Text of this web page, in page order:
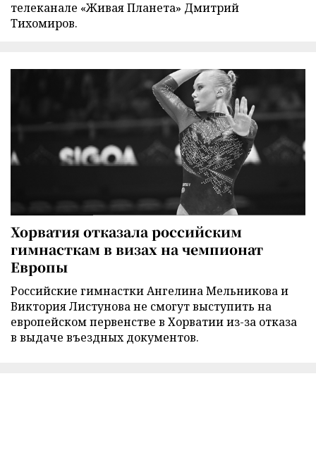
телеканале «Живая Планета» Дмитрий
Тихомиров.
Хорватия отказала российским
гимнасткам в визах на чемпионат
Европы
Российские гимнастки Ангелина Мельникова и
Виктория Листунова не смогут выступить на
европейском первенстве в Хорватии из-за отказа
в выдаче въездных документов.